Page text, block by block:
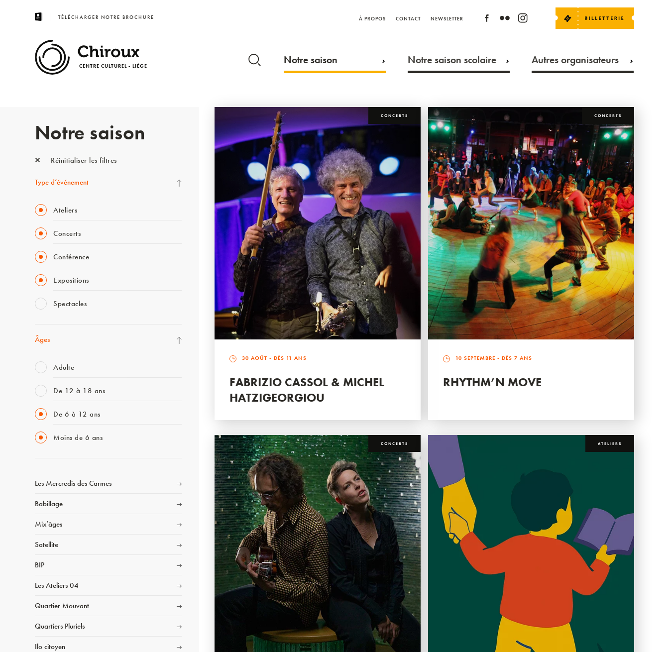
TÉLÉCHARGER NOTRE BROCHURE À PROPOS CONTACT NEWSLETTER
CENTRE CULTUREL - LIÈGE Notre saison Notre saison scolaire Autres organisateurs
Notre saison
Réinitialiser les filtres
Type d’événement
Ateliers
Concerts
Conférence
Expositions
Spectacles
Âges
Adulte
De 12 à 18 ans
De 6 à 12 ans
Moins de 6 ans
Les Mercredis des Carmes
Babillage
Mix’âges
Satellite
BIP
Les Ateliers 04
Quartier Mouvant
Quartiers Pluriels
Ilo citoyen
CONCERTS
30 AOÛT - DÈS 11 ANS
FABRIZIO CASSOL & MICHEL
HATZIGEORGIOU
CONCERTS
10 SEPTEMBRE - DÈS 7 ANS
RHYTHM’N MOVE
CONCERTS ATELIERS